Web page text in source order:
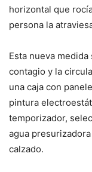
horizontal que
persona la
Esta nueva
contagio y la
una caja con
pintura
temporizador,
agua
calzado.